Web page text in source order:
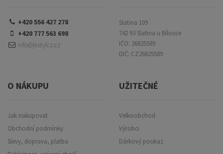
+420 556 427 278
+420 777 563 698
info@jkstylcz.cz
Slatina 109
742 93 Slatina u Bílovce
IČO: 26825589
DIČ: CZ26825589
O NÁKUPU
Jak nakupovat
Obchodní podmínky
Slevy, doprava, platba
UŽITEČNÉ
Velkoobchod
Výrobci
Dárkový poukaz